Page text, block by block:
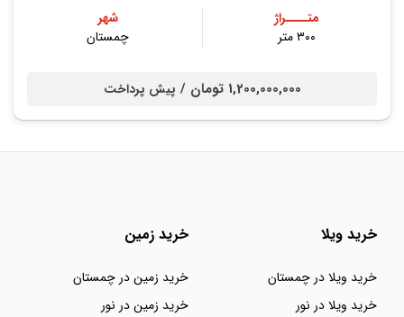
متــــراژ
۳۰۰ متر
شهر
چمستان
1,200,000,000 تومان / پیش پرداخت
خرید ویلا
خرید ویلا در چمستان
خرید ویلا در نور
خرید زمین
خرید زمین در چمستان
خرید زمین در نور